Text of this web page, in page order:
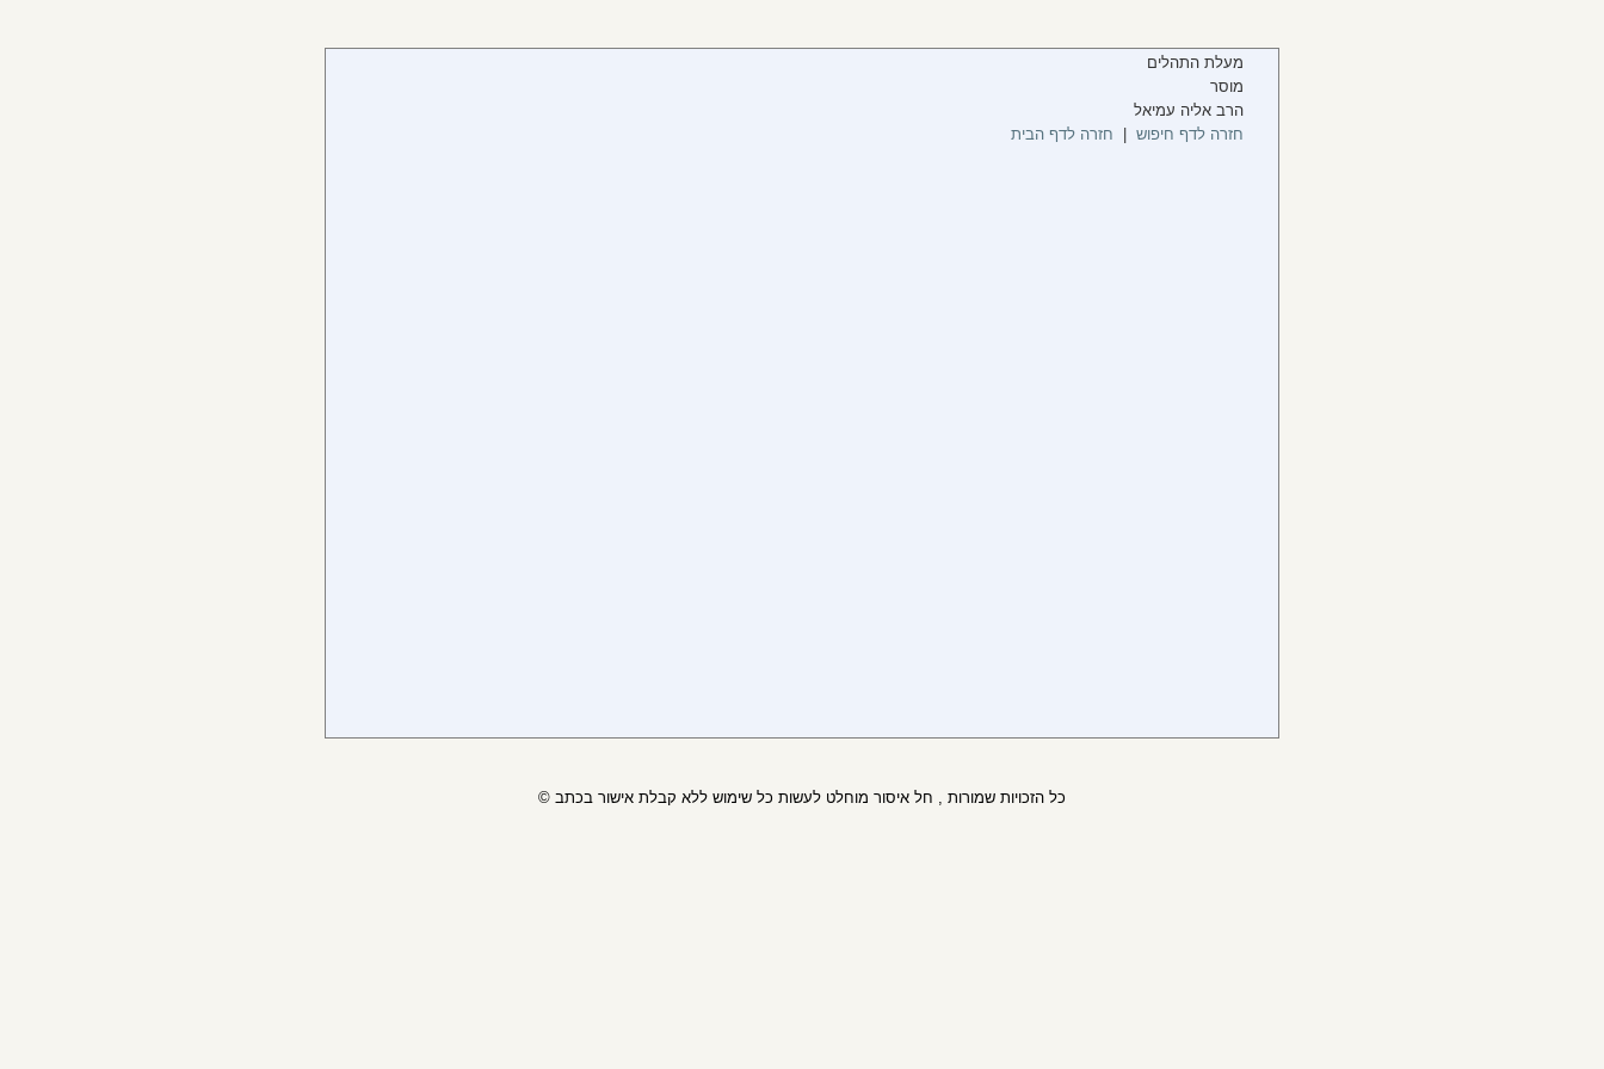
מעלת התהלים
מוסר
הרב אליה עמיאל
חזרה לדף חיפוש
חזרה לדף הבית
© כל הזכויות שמורות , חל איסור מוחלט לעשות כל שימוש ללא קבלת אישור בכתב